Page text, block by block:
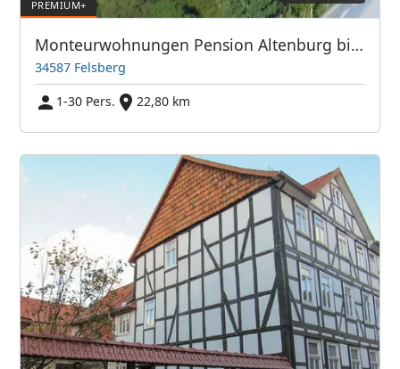
Monteurwohnungen Pension Altenburg bis 30 Personen
34587 Felsberg
1-30 Pers.
22,80 km